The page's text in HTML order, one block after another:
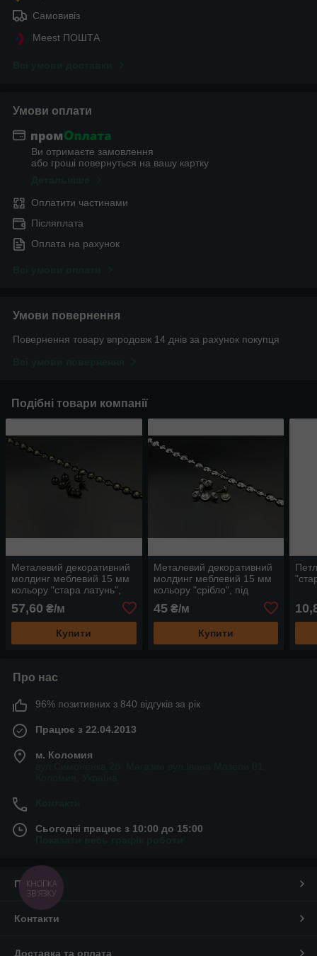
Самовивіз
Meest ПОШТА
Умови оплати
Ви отримаєте замовлення
або гроші повернуться на вашу картку
Оплатити частинами
Післяплата
Оплата на рахунок
Умови повернення
Повернення товару впродовж 14 днів за рахунок покупця
Подібні товари компанії
Металевий декоративний
молдинг меблевий 15 мм
кольору "стара латунь",
57,60 ₴/м
Купити
Металевий декоративний
молдинг меблевий 15 мм
кольору "срібло", під
45₴/м
Купити
Про нас
96% позитивних з 840 відгуків за рік
Працює з 22.04.2013
м. Коломия
Сьогодні працює з 10:00 до 15:00
Про нас
Контакти
Доставка та оплата
КНОПКА
ЗВ'ЯЗКУ